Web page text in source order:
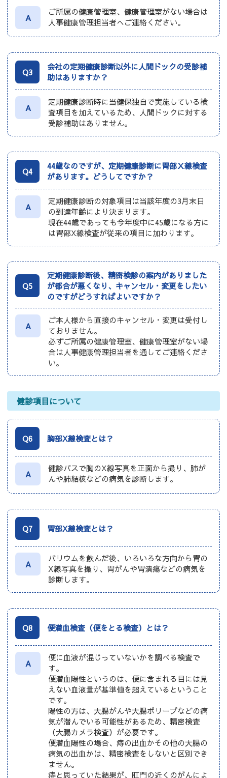
A
ご所属の健康管理室、健康管理室がない場合は
人事健康管理担当者へご連絡ください。
Q3
会社の定期健康診断以外に人間ドックの受診補
助はありますか？
A
定期健康診断時に当健保独自で実施している検
査項目を加えているため、人間ドックに対する
受診補助はありません。
Q4
44歳なのですが、定期健康診断に胃部Ｘ線検査
があります。どうしてですか？
A
定期健康診断の対象項目は当該年度の3月末日
の到達年齢により決まります。
現在44歳であっても今年度中に45歳になる方に
は胃部X線検査が従来の項目に加わります。
Q5
定期健康診断後、精密検診の案内がありました
が都合が悪くなり、キャンセル・変更をしたい
のですがどうすればよいですか？
A
ご本人様から直接のキャンセル・変更は受付し
ておりません。
必ずご所属の健康管理室、健康管理室がない場
合は人事健康管理担当者を通してご連絡くださ
い。
健診項目について
Q6 胸部X線検査とは？
A
健診バスで胸のX線写真を正面から撮り、肺が
んや肺結核などの病気を診断します。
Q7 胃部X線検査とは？
A
バリウムを飲んだ後、いろいろな方向から胃の
X線写真を撮り、胃がんや胃潰瘍などの病気を
診断します。
Q8 便潜血検査（便をとる検査）とは？
A
便に血液が混じっていないかを調べる検査で
す。
便潜血陽性というのは、便に含まれる目には見
えない血液量が基準値を超えているということ
です。
陽性の方は、大腸がんや大腸ポリープなどの病
気が潜んでいる可能性があるため、精密検査
（大腸カメラ検査）が必要です。
便潜血陽性の場合、痔の出血かその他の大腸の
病気の出血かは、精密検査をしないと区別でき
ません。
痔と思っていた結果が、肛門の近くのがんによ